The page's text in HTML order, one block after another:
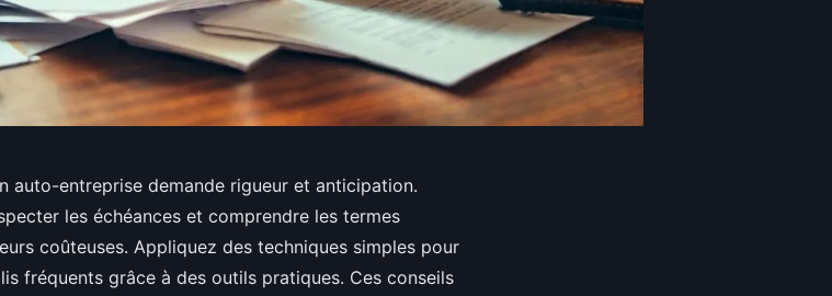
auto-entreprise demande rigueur et anticipation.
les échéances et comprendre les termes
coûteuses. Appliquez des techniques simples pour
fréquents grâce à des outils pratiques. Ces conseils